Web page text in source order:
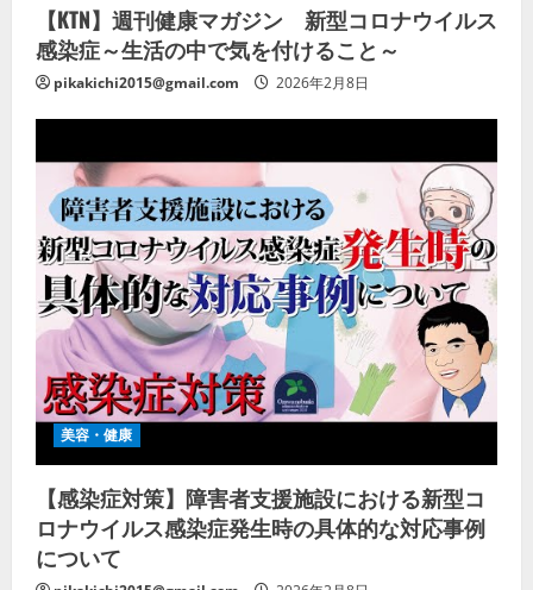
【KTN】週刊健康マガジン 新型コロナウイルス
感染症～生活の中で気を付けること～
pikakichi2015@gmail.com 2026年2月8日
美容・健康
【感染症対策】障害者支援施設における新型コ
ロナウイルス感染症発生時の具体的な対応事例
について